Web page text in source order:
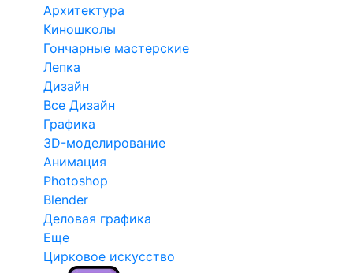
Архитектура
Киношколы
Гончарные мастерские
Лепка
Дизайн
Все Дизайн
Графика
3D-моделирование
Анимация
Photoshop
Blender
Деловая графика
Еще
Цирковое искусство